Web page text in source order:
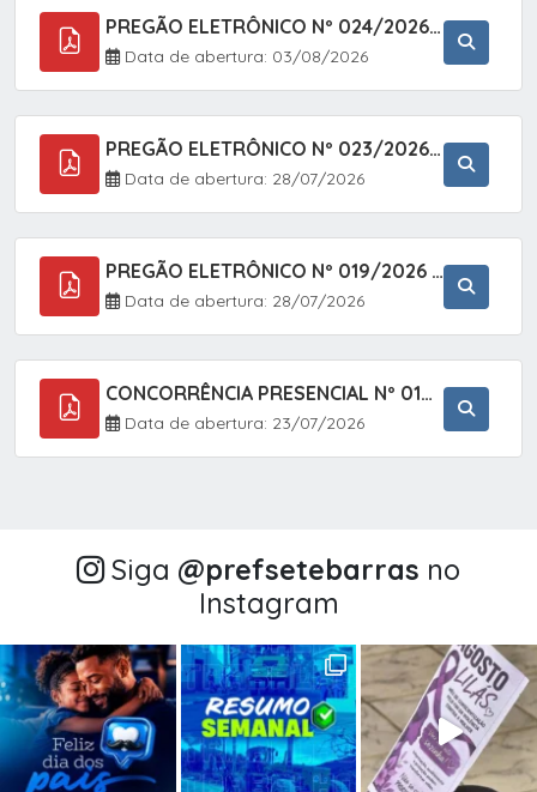
PREGÃO ELETRÔNICO Nº 024/2026 - AQUISIÇÃO DE GÁS MEDICINAL TIPO OXIGÊNIO (1,00 M3, 3,00 M3 E 10,00 M3), EM ATENDIMENTO À SECRETARIA MUNICIPAL DE SAÚDE, ATRAVÉS DO SISTEMA DE REGISTRO DE PREÇOS (SRP)
Data de abertura: 03/08/2026
PREGÃO ELETRÔNICO Nº 023/2026 - AQUISIÇÃO DE ENXOVAL INFANTIL, EM ATENDIMENTO À SECRETARIA MUNICIPAL DE EDUCAÇÃO, ATRAVÉS DO SISTEMA DE REGISTRO DE PREÇOS (SRP).
Data de abertura: 28/07/2026
PREGÃO ELETRÔNICO Nº 019/2026 - CONTRATAÇÃO DE EMPRESA ESPECIALIZADA PARA A PRESTAÇÃO DE SERVIÇOS VETERINÁRIOS CLÍNICOS E CIRÚRGICOS, COM FOCO EM AÇÕES DE SAÚDE PÚBLICA, BEM-ESTAR ANIMAL E CONTROLE POPULACIONAL ÉTICO DE CÃES E GATOS, EM ATENDIMENTO À
Data de abertura: 28/07/2026
CONCORRÊNCIA PRESENCIAL Nº 018/2026 - PAVIMENTAÇÃO ASFÁLTICA NO BAIRRO VOTUPOCA ? ESTRADA DA RAPOSA, NO MUNICÍPIO DE SETE BARRAS/SP
Data de abertura: 23/07/2026
Siga @‌prefsetebarras no
Instagram